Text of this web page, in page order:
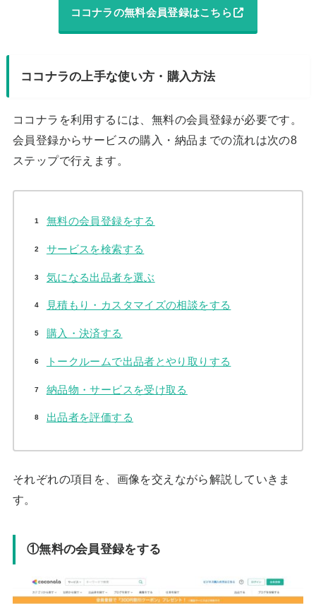
ココナラの無料会員登録はこちら
ココナラの上手な使い方・購入方法
ココナラを利用するには、無料の会員登録が必要です。
会員登録からサービスの購入・納品までの流れは次の8
ステップで行えます。
無料の会員登録をする
サービスを検索する
気になる出品者を選ぶ
見積もり・カスタマイズの相談をする
購入・決済する
トークルームで出品者とやり取りする
納品物・サービスを受け取る
出品者を評価する
それぞれの項目を、画像を交えながら解説していきま
す。
①無料の会員登録をする